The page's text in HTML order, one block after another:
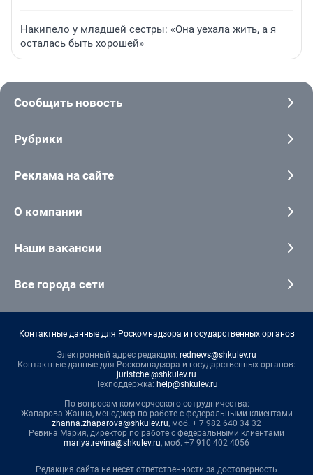
Накипело у младшей сестры: «Она уехала жить, а я
осталась быть хорошей»
Сообщить новость
Рубрики
Реклама на сайте
О компании
Наши вакансии
Все города сети
Контактные данные для Роскомнадзора и государственных органов
Электронный адрес редакции: rednews@shkulev.ru
Контактные данные для Роскомнадзора и государственных органов:
juristchel@shkulev.ru
Техподдержка: help@shkulev.ru
По вопросам коммерческого сотрудничества:
Жапарова Жанна, менеджер по работе с федеральными клиентами
zhanna.zhaparova@shkulev.ru, моб. + 7 982 640 34 32
Ревина Мария, директор по работе с федеральными клиентами
mariya.revina@shkulev.ru, моб. +7 910 402 4056
Редакция сайта не несет ответственности за достоверность